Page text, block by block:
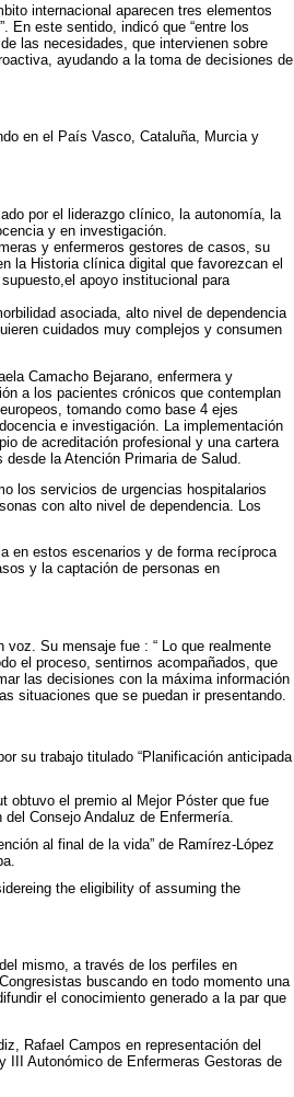
internacional aparecen tres elementos
En este sentido, indicó que “entre los
las necesidades, que intervienen sobre
ayudando a la toma de decisiones de
en el País Vasco, Cataluña, Murcia y
por el liderazgo clínico, la autonomía, la
y en investigación.
y enfermeros gestores de casos, su
la Historia clínica digital que favorezcan el
apoyo institucional para
asociada, alto nivel de dependencia
cuidados muy complejos y consumen
Camacho Bejarano, enfermera y
a los pacientes crónicos que contemplan
tomando como base 4 ejes
e investigación. La implementación
de acreditación profesional y una cartera
la Atención Primaria de Salud.
los servicios de urgencias hospitalarios
con alto nivel de dependencia. Los
en estos escenarios y de forma recíproca
y la captación de personas en
Su mensaje fue : “ Lo que realmente
el proceso, sentirnos acompañados, que
las decisiones con la máxima información
situaciones que se puedan ir presentando.
su trabajo titulado “Planificación anticipada
obtuvo el premio al Mejor Póster que fue
Consejo Andaluz de Enfermería.
al final de la vida” de Ramírez-López
the eligibility of assuming the
mismo, a través de los perfiles en
buscando en todo momento una
el conocimiento generado a la par que
Rafael Campos en representación del
III Autonómico de Enfermeras Gestoras de